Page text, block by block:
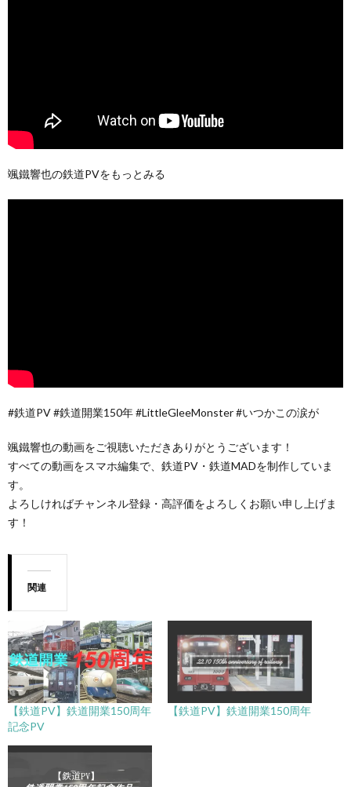
颯鐵響也の鉄道PVをもっとみる
#鉄道PV #鉄道開業150年 #LittleGleeMonster #いつかこの涙が
颯鐵響也の動画をご視聴いただきありがとうございます！
すべての動画をスマホ編集で、鉄道PV・鉄道MADを制作していま
す。
よろしければチャンネル登録・高評価をよろしくお願い申し上げま
す！
関連
【鉄道PV】鉄道開業150周年
記念PV
【鉄道PV】鉄道開業150周年